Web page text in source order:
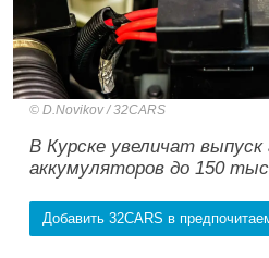
D.Novikov / 32CARS
В Курске увеличат
аккумуляторов до 150
Добавить 32CARS в